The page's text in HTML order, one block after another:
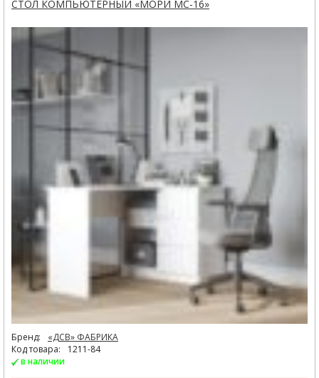
СТОЛ КОМПЬЮТЕРНЫЙ «МОРИ МС-16»
Бренд:
«ДСВ» ФАБРИКА
Код товара:
1211-84
в наличии